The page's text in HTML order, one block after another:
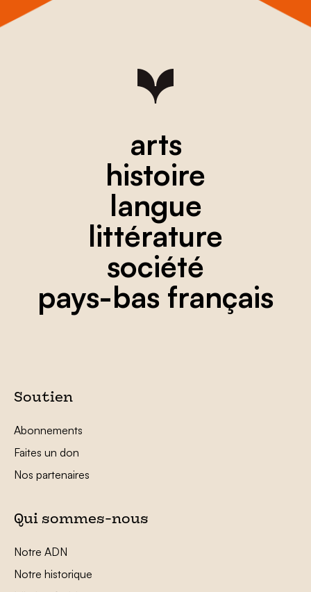
arts
histoire
langue
littérature
société
pays-bas français
Soutien
Abonnements
Faites un don
Nos partenaires
Qui sommes-nous
Notre ADN
Notre historique